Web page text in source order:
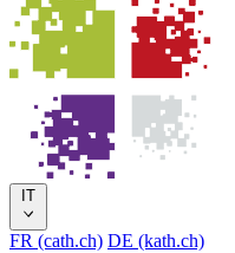
IT
FR (cath.ch) DE (kath.ch)